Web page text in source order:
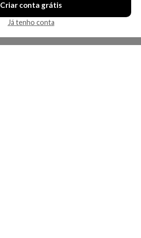
Criar conta grátis
Já tenho conta